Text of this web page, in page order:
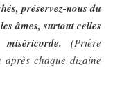
préservez-nous du
âmes, surtout celles
(Prière
après chaque dizaine